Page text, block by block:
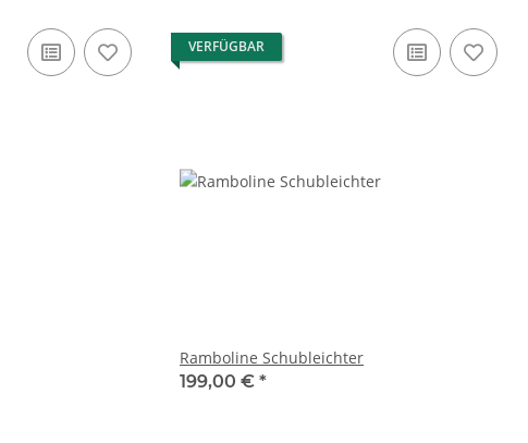
VERFÜGBAR
Ramboline Schubleichter
199,00 € *